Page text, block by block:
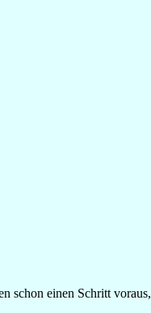
schon einen Schritt